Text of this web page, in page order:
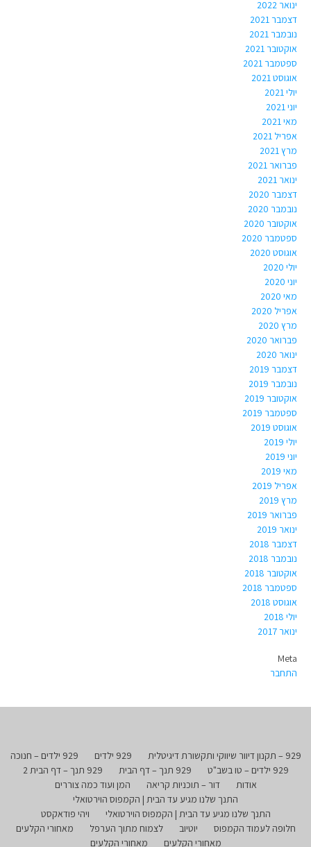
ינואר 2022
דצמבר 2021
נובמבר 2021
אוקטובר 2021
ספטמבר 2021
אוגוסט 2021
יולי 2021
יוני 2021
מאי 2021
אפריל 2021
מרץ 2021
פברואר 2021
ינואר 2021
דצמבר 2020
נובמבר 2020
אוקטובר 2020
ספטמבר 2020
אוגוסט 2020
יולי 2020
יוני 2020
מאי 2020
אפריל 2020
מרץ 2020
פברואר 2020
ינואר 2020
דצמבר 2019
נובמבר 2019
אוקטובר 2019
ספטמבר 2019
אוגוסט 2019
יולי 2019
יוני 2019
מאי 2019
אפריל 2019
מרץ 2019
פברואר 2019
ינואר 2019
דצמבר 2018
נובמבר 2018
אוקטובר 2018
ספטמבר 2018
אוגוסט 2018
יולי 2018
ינואר 2017
Meta
התחבר
929 – תקנון דיוור שיווקי ותקשורת דיגיטלית 929 ילדים
929 ילדים – חנוכה
929 ילדים – טו בשב"ט
929 תנך – דף הבית
929 תנך – דף הבית 2
אודות
דור – תוכניות קריאה
המן ועוד כמה צוררים
התנך שלנו מגיע עד הבית | הקמפוס הוירטואלי
התנך שלנו מגיע עד הבית | הקמפוס הוירטואלי
ויהי פודאקסט
חלופה לעמוד הקמפוס
יוטיוב לצמוח מתוך הערפל
מאחורי הקלעים
מאחורי הקלעים
מאחורי הקלעים